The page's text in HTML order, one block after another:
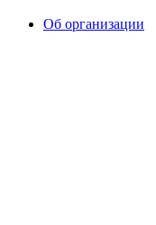
Об организации